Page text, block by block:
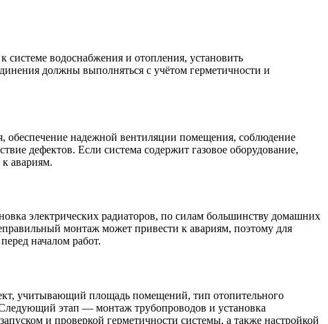
системе водоснабжения и отопления, установить
должны выполняться с учётом герметичности и
обеспечение надежной вентиляции помещения, соблюдение
дефектов. Если система содержит газовое оборудование,
авариям.
электрических радиаторов, по силам большинству домашних
монтаж может привести к авариям, поэтому для
началом работ.
учитывающий площадь помещений, тип отопительного
этап — монтаж трубопроводов и установка
и проверкой герметичности системы, а также настройкой